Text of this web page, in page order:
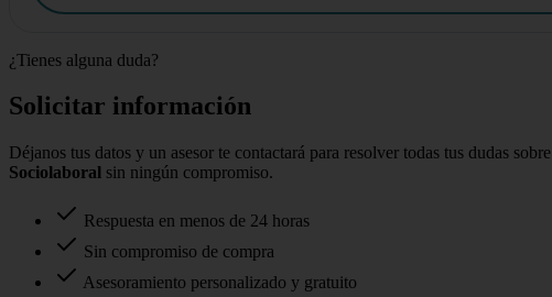
¿Tienes alguna duda?
Solicitar información
Déjanos tus datos y un asesor te contactará para resolver todas tus dudas sobre
Sociolaboral sin ningún compromiso.
Respuesta en menos de 24 horas
Sin compromiso de compra
Asesoramiento personalizado y gratuito